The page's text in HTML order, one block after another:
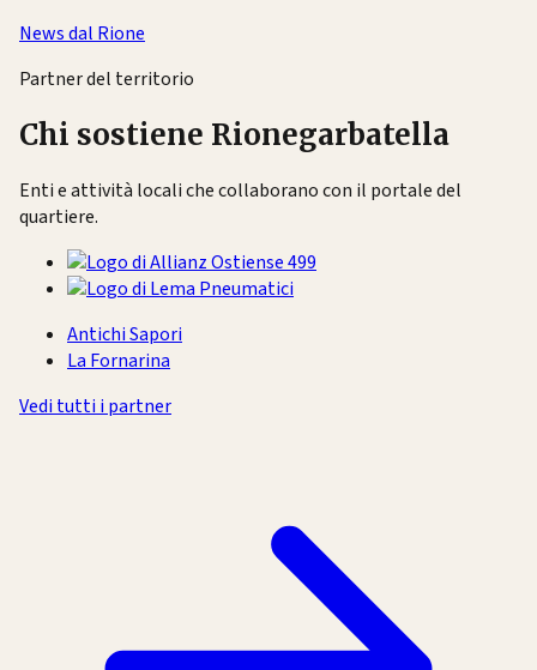
News dal Rione
Partner del territorio
Chi sostiene Rionegarbatella
Enti e attività locali che collaborano con il portale del
quartiere.
Antichi Sapori
La Fornarina
Vedi tutti i partner